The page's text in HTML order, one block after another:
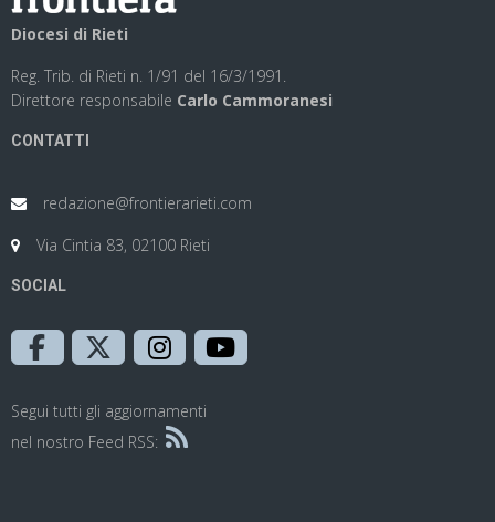
Diocesi di Rieti
Reg. Trib. di Rieti n. 1/91 del 16/3/1991.
Direttore responsabile Carlo Cammoranesi
CONTATTI
redazione@frontierarieti.com
Via Cintia 83, 02100 Rieti
SOCIAL
Segui tutti gli aggiornamenti
nel nostro Feed RSS: